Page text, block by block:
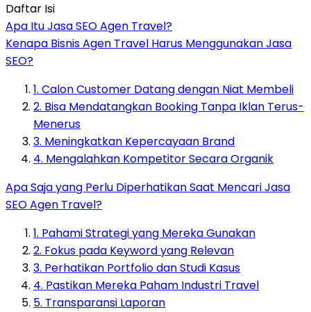
Daftar Isi
Apa Itu Jasa SEO Agen Travel?
Kenapa Bisnis Agen Travel Harus Menggunakan Jasa
SEO?
1. Calon Customer Datang dengan Niat Membeli
2. Bisa Mendatangkan Booking Tanpa Iklan Terus-
Menerus
3. Meningkatkan Kepercayaan Brand
4. Mengalahkan Kompetitor Secara Organik
Apa Saja yang Perlu Diperhatikan Saat Mencari Jasa
SEO Agen Travel?
1. Pahami Strategi yang Mereka Gunakan
2. Fokus pada Keyword yang Relevan
3. Perhatikan Portfolio dan Studi Kasus
4. Pastikan Mereka Paham Industri Travel
5. Transparansi Laporan